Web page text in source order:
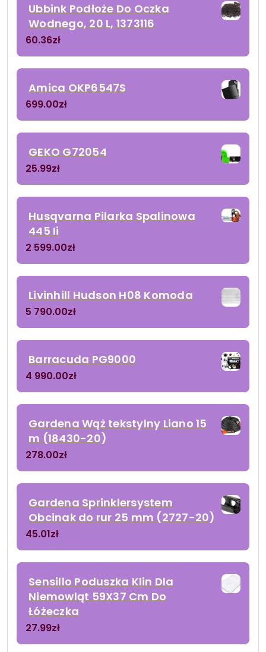
Ubbink Podłoże Do Oczka
Wodnego, 20 L, 1373116
60.36zł
Amica OKP6547S
699.00zł
GEKO G72054
25.99zł
Husqvarna Pilarka Spalinowa
445 Ii
2 599.00zł
Livinhill Hudson H08 Komoda
5 790.00zł
Barracuda PG9000
4 990.00zł
Gardena Wąż tekstylny Liano 15
m (18430-20)
278.00zł
Gardena Sprinklersystem
Obcinak do rur 25 mm (2727-20)
45.01zł
Sensillo Poduszka Klin Dla
Niemowląt 59X37 Cm Do
Łóżeczka
27.99zł